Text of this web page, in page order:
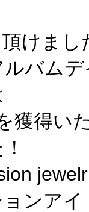
けま
バム
獲得い
ンア